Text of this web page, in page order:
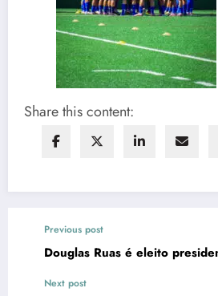
Share this content:
Previous post
Douglas Ruas é eleito
Next post